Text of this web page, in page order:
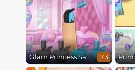
Glam Princess Salon 7.3